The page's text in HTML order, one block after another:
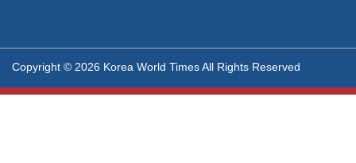
Copyright © 2026 Korea World Times All Rights Reserved